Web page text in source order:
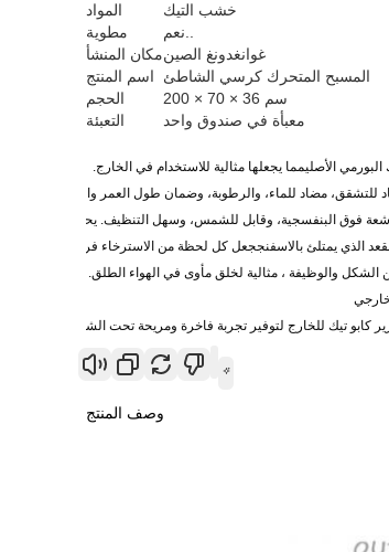
المواد
خشب التيك
مطوية
مكان المنشأغوانغدونغ الصين
اسم المنتج
المسبح المتحرك كرسي الشاطئ
الحجم
200 × 70 × 36 سم
التعبئة
معبأة في صندوق واحد
الأصليمما يجعلها مثالية للاستخدام في الخارج.
للتشقق، مضاد للماء، والرطوبة، وضمان طول العمر والمرونة في أي
فوق البنفسجية، وقابل للشمس، وسهل التنظيف. يحتفظ النسيج
الذي يمتلئ بالاسفنججعل كل لحظة من الاسترخاء فرحة.
والوظيفة ، مثالية لخلق مأوى في الهواء الطلق.
كابو تيك للخارج لتوفير تجربة فاخرة ومريحة تحت الشمس.
وصف المنتج